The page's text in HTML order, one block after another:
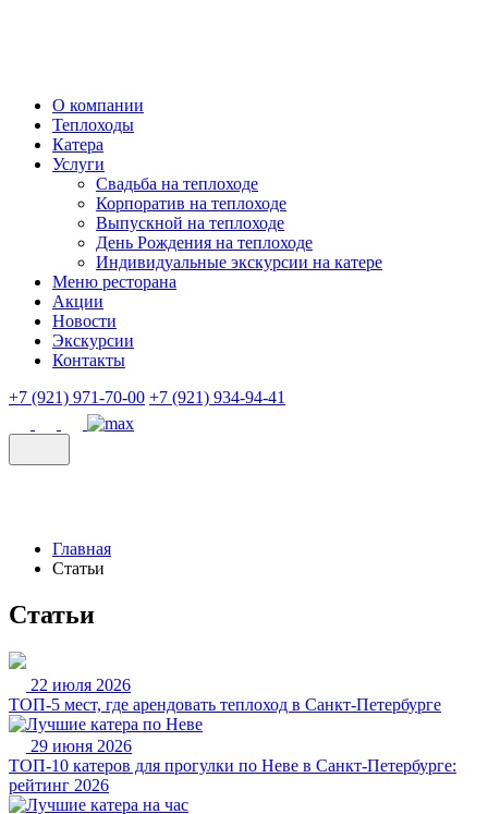
О компании
Теплоходы
Катера
Услуги
Свадьба на теплоходе
Корпоратив на теплоходе
Выпускной на теплоходе
День Рождения на теплоходе
Индивидуальные экскурсии на катере
Меню ресторана
Акции
Новости
Экскурсии
Контакты
+7 (921) 971-70-00 +7 (921) 934-94-41
Главная
Статьи
Статьи
22 июля 2026
ТОП-5 мест, где арендовать теплоход в Санкт-Петербурге
29 июня 2026
ТОП-10 катеров для прогулки по Неве в Санкт-Петербурге:
рейтинг 2026